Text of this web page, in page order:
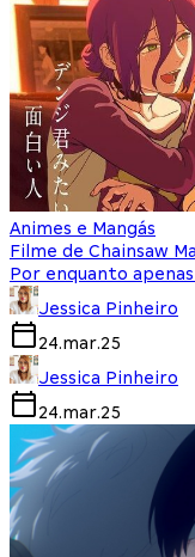
Animes e Mangás
Filme de Chainsaw
Por enquanto
Jessica Pinheiro
24.mar.25
Jessica Pinheiro
24.mar.25